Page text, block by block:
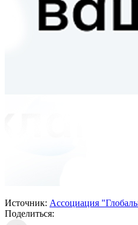
Источник: Ассоциация
Поделиться: